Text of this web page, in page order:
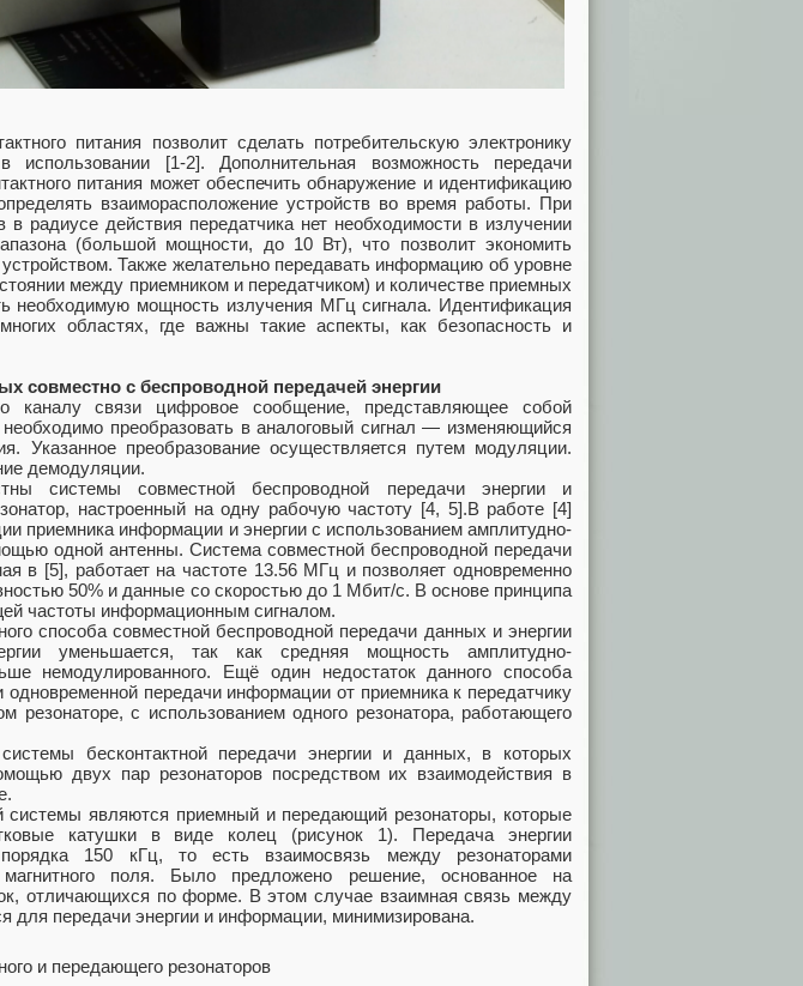
питания позволит сделать потребительскую электронику
[1-2]. Дополнительная возможность передачи
питания может обеспечить обнаружение и идентификацию
взаиморасположение устройств во время работы. При
в радиусе действия передатчика нет необходимости в излучении
(большой мощности, до 10 Вт), что позволит экономить
Также желательно передавать информацию об уровне
между приемником и передатчиком) и количестве приемных
необходимую мощность излучения МГц сигнала. Идентификация
областях, где важны такие аспекты, как безопасность и
совместно с беспроводной передачей энергии
каналу связи цифровое сообщение, представляющее собой
преобразовать в аналоговый сигнал — изменяющийся
Указанное преобразование осуществляется путем модуляции.
демодуляции.
системы совместной беспроводной передачи энергии и
настроенный на одну рабочую частоту [4, 5].В работе [4]
приемника информации и энергии с использованием амплитудно-
одной антенны. Система совместной беспроводной передачи
в [5], работает на частоте 13.56 МГц и позволяет одновременно
50% и данные со скоростью до 1 Мбит/с. В основе принципа
частоты информационным сигналом.
способа совместной беспроводной передачи данных и энергии
уменьшается, так как средняя мощность амплитудно-
немодулированного. Ещё один недостаток данного способа
одновременной передачи информации от приемника к передатчику
резонаторе, с использованием одного резонатора, работающего
бесконтактной передачи энергии и данных, в которых
двух пар резонаторов посредством их взаимодействия в
являются приемный и передающий резонаторы, которые
катушки в виде колец (рисунок 1). Передача энергии
150 кГц, то есть взаимосвязь между резонаторами
магнитного поля. Было предложено решение, основанное на
отличающихся по форме. В этом случае взаимная связь между
для передачи энергии и информации, минимизирована.
и передающего резонаторов